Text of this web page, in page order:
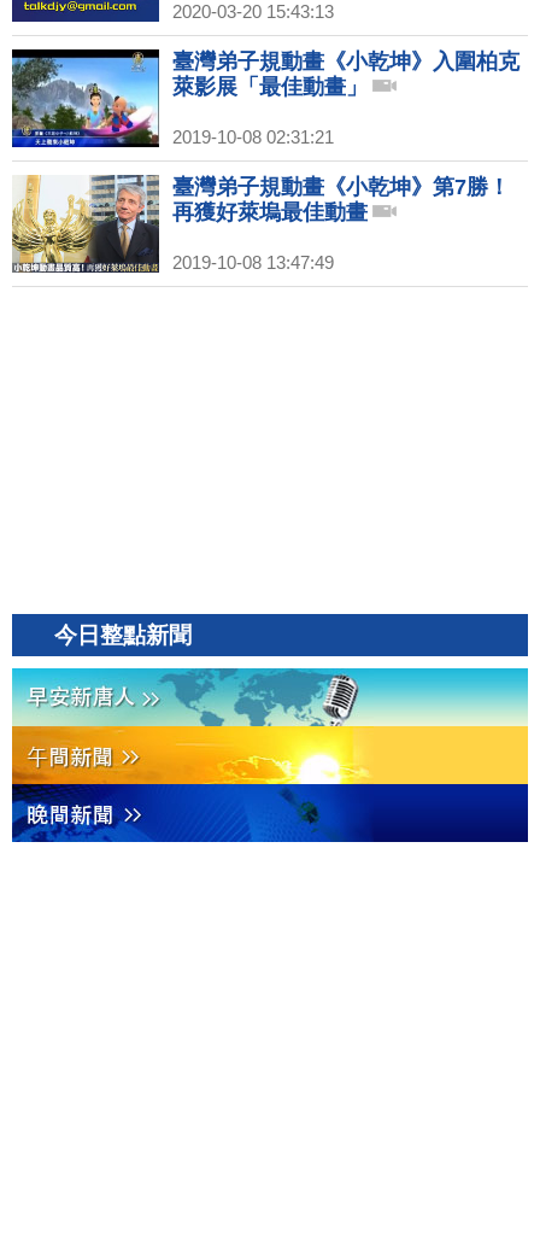
2020-03-20 15:43:13
臺灣弟子規動畫《小乾坤》入圍柏克
萊影展「最佳動畫」
2019-10-08 02:31:21
臺灣弟子規動畫《小乾坤》第7勝！
再獲好萊塢最佳動畫
2019-10-08 13:47:49
今日整點新聞